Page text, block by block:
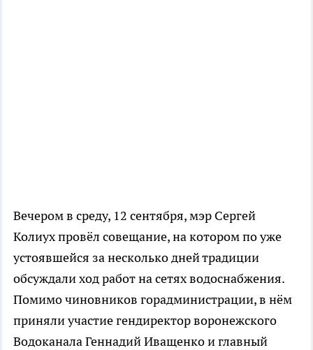
Вечером в среду, 12 сентября, мэр Сергей
Колиух провёл совещание, на котором по уже
устоявшейся за несколько дней традиции
обсуждали ход работ на сетях водоснабжения.
Помимо чиновников горадминистрации, в нём
приняли участие гендиректор воронежского
Водоканала Геннадий Иващенко и главный